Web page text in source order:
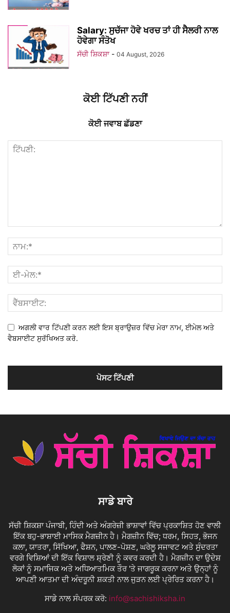
Salary: ਸੁਚੱਜਾ ਹੋਵੇ ਖਰਚ ਤਾਂ ਹੀ ਸੈਲਰੀ ਨਾਲ
ਹੋਵੇਗਾ ਸੰਤੋਖ
ਸੱਚੀ ਸ਼ਿਕਸ਼ਾ - 04 August, 2026
ਕੋਈ ਟਿੱਪਣੀ ਨਹੀਂ
ਕੋਈ ਜਵਾਬ ਛੱਡਣਾ
ਅਗਲੀ ਵਾਰ ਟਿੱਪਣੀ ਕਰਨ ਲਈ ਇਸ ਬ੍ਰਾਉਜ਼ਰ ਵਿੱਚ ਮੇਰਾ ਨਾਮ, ਈਮੇਲ ਅਤੇ
ਵੈਬਸਾਈਟ ਸੁਰੱਖਿਅਤ ਕਰੋ.
ਸਾਡੇ ਬਾਰੇ
ਸੱਚੀ ਸ਼ਿਕਸ਼ਾ ਪੰਜਾਬੀ, ਹਿੰਦੀ ਅਤੇ ਅੰਗਰੇਜ਼ੀ ਭਾਸ਼ਾਵਾਂ ਵਿੱਚ ਪ੍ਰਕਾਸ਼ਿਤ ਹੋਣ ਵਾਲੀ
ਇੱਕ ਬਹੁ-ਭਾਸ਼ਾਈ ਮਾਸਿਕ ਮੈਗਜ਼ੀਨ ਹੈ। ਮੈਗਜ਼ੀਨ ਵਿੱਚ; ਧਰਮ, ਸਿਹਤ, ਭੋਜਨ
ਕਲਾ, ਯਾਤਰਾ, ਸਿੱਖਿਆ, ਫੈਸ਼ਨ, ਪਾਲਣ-ਪੋਸ਼ਣ, ਘਰੇਲੂ ਸਜਾਵਟ ਅਤੇ ਸੁੰਦਰਤਾ
ਵਰਗੇ ਵਿਸ਼ਿਆਂ ਦੀ ਇੱਕ ਵਿਸ਼ਾਲ ਸ਼੍ਰੇਣੀ ਨੂੰ ਕਵਰ ਕਰਦੀ ਹੈ। ਮੈਗਜ਼ੀਨ ਦਾ ਉਦੇਸ਼
ਲੋਕਾਂ ਨੂੰ ਸਮਾਜਿਕ ਅਤੇ ਅਧਿਆਤਮਿਕ ਤੌਰ 'ਤੇ ਜਾਗਰੂਕ ਕਰਨਾ ਅਤੇ ਉਨ੍ਹਾਂ ਨੂੰ
ਆਪਣੀ ਆਤਮਾ ਦੀ ਅੰਦਰੂਨੀ ਸ਼ਕਤੀ ਨਾਲ ਜੁੜਨ ਲਈ ਪ੍ਰੇਰਿਤ ਕਰਨਾ ਹੈ।
ਸਾਡੇ ਨਾਲ ਸੰਪਰਕ ਕਰੋ: info@sachishiksha.in